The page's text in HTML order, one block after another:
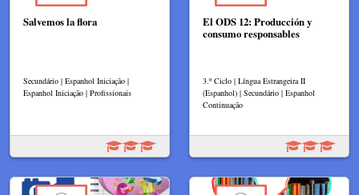
Salvemos la flora
Secundário | Espanhol Iniciação |
Espanhol Iniciação | Profissionais
El ODS 12: Producción y
consumo responsables
3.º Ciclo | Língua Estrangeira II
(Espanhol) | Secundário | Espanhol
Continuação